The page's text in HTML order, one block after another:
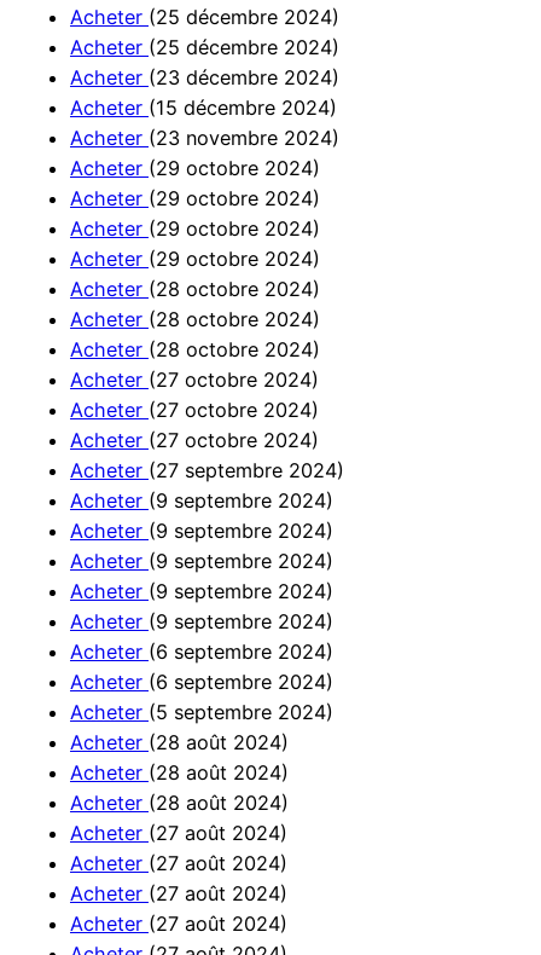
Acheter (25 décembre 2024)
Acheter (25 décembre 2024)
Acheter (23 décembre 2024)
Acheter (15 décembre 2024)
Acheter (23 novembre 2024)
Acheter (29 octobre 2024)
Acheter (29 octobre 2024)
Acheter (29 octobre 2024)
Acheter (29 octobre 2024)
Acheter (28 octobre 2024)
Acheter (28 octobre 2024)
Acheter (28 octobre 2024)
Acheter (27 octobre 2024)
Acheter (27 octobre 2024)
Acheter (27 octobre 2024)
Acheter (27 septembre 2024)
Acheter (9 septembre 2024)
Acheter (9 septembre 2024)
Acheter (9 septembre 2024)
Acheter (9 septembre 2024)
Acheter (9 septembre 2024)
Acheter (6 septembre 2024)
Acheter (6 septembre 2024)
Acheter (5 septembre 2024)
Acheter (28 août 2024)
Acheter (28 août 2024)
Acheter (28 août 2024)
Acheter (27 août 2024)
Acheter (27 août 2024)
Acheter (27 août 2024)
Acheter (27 août 2024)